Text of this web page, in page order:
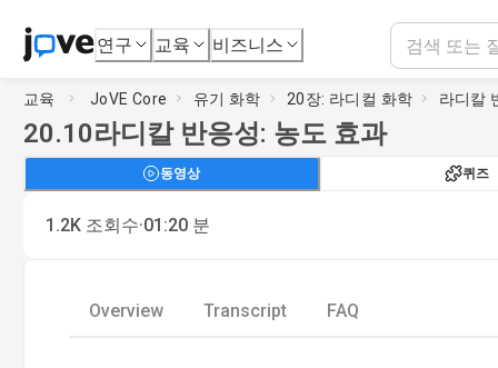
연구 교육 비즈니스
교육 JoVE Core 유기 화학 20장: 라디컬 화학 라디칼
20.10라디칼 반응성: 농도 효과
동영상 퀴즈
1.2K 조회수·01:20 분
Overview Transcript FAQ